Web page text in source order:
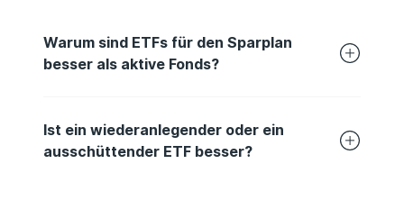
Die von den Depotanbietern erhobenen
Gebühren für Einmalkäufe und Sparpläne
werden regelmäßig aktualisiert. Eine
Gewähr für die Richtigkeit und Aktualität
Warum sind ETFs für den Sparplan
besser als aktive Fonds?
investierenden, börsengehandelten
Indexfonds (ETFs) den aktiv verwalteten
Ist ein wiederanlegender oder ein
ausschüttender ETF besser?